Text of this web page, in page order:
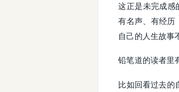
这正是未完成感
有名声、有经
自己的人生故事
铅笔道的读者里
比如回看过去的